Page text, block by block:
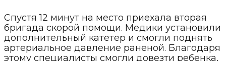
Спустя 12 минут на место приехала вторая
бригада скорой помощи. Медики установили
дополнительный катетер и смогли поднять
артериальное давление раненой. Благодаря
этому специалисты смогли довезти ребенка,